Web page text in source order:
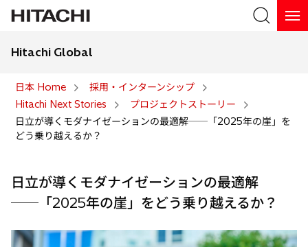
Hitachi Global
日本 Home
採用・インターンシップ
Hitachi Next Stories
プロジェクトストーリー
日立が導くモダナイゼーションの最適解──「2025年の崖」を
どう乗り越えるか？
日立が導くモダナイゼーションの最適解
──「2025年の崖」をどう乗り越えるか？